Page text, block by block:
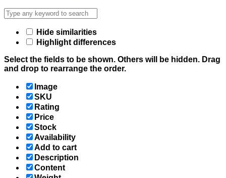
Hide similarities
Highlight differences
Select the fields to be shown. Others will be hidden. Drag
and drop to rearrange the order.
Image
SKU
Rating
Price
Stock
Availability
Add to cart
Description
Content